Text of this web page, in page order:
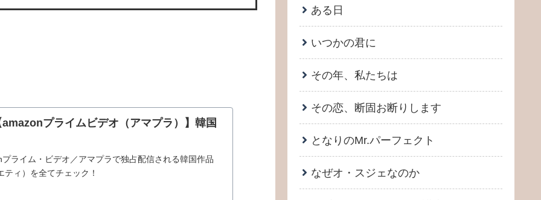
プライムビデオ（アマプラ）】韓国
ライム・ビデオ／アマプラで独占配信される韓国作品
ィ）を全てチェック！
ある日
いつかの君に
その年、私たちは
その恋、断固お断りします
となりのMr.パーフェクト
なぜオ・スジェなのか